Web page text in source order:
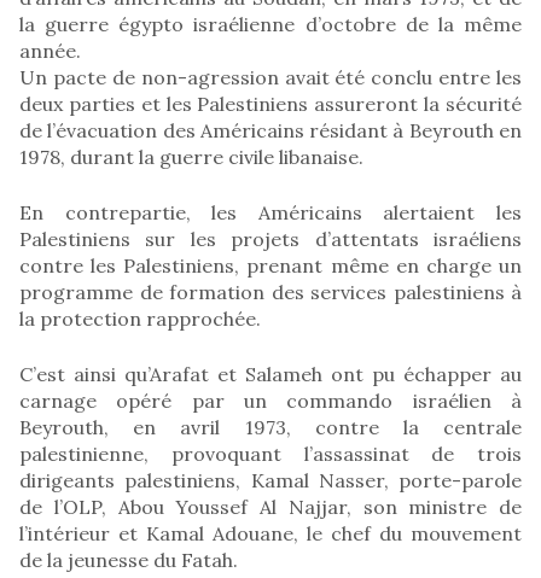
la guerre égypto israélienne d’octobre de la même
année.
Un pacte de non-agression avait été conclu entre les
deux parties et les Palestiniens assureront la sécurité
de l’évacuation des Américains résidant à Beyrouth en
1978, durant la guerre civile libanaise.
En contrepartie, les Américains alertaient les
Palestiniens sur les projets d’attentats israéliens
contre les Palestiniens, prenant même en charge un
programme de formation des services palestiniens à
la protection rapprochée.
C’est ainsi qu’Arafat et Salameh ont pu échapper au
carnage opéré par un commando israélien à
Beyrouth, en avril 1973, contre la centrale
palestinienne, provoquant l’assassinat de trois
dirigeants palestiniens, Kamal Nasser, porte-parole
de l’OLP, Abou Youssef Al Najjar, son ministre de
l’intérieur et Kamal Adouane, le chef du mouvement
de la jeunesse du Fatah.